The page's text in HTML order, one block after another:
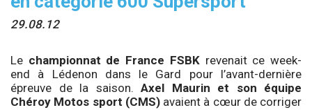
29.08.12
Le championnat de France FSBK revenait ce week-
end à Lédenon dans le Gard pour l’avant-dernière
épreuve de la saison. Axel Maurin et son équipe
Chéroy Motos sport (CMS)avaient à cœur de corriger